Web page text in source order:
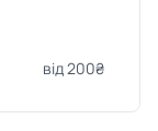
від 200₴